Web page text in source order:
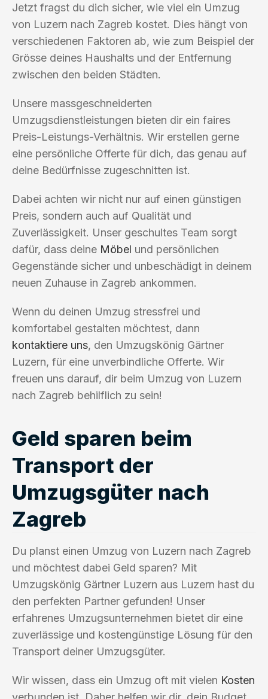
Jetzt fragst du dich sicher, wie viel ein Umzug
von Luzern nach Zagreb kostet. Dies hängt von
verschiedenen Faktoren ab, wie zum Beispiel der
Grösse deines Haushalts und der Entfernung
zwischen den beiden Städten.
Unsere massgeschneiderten
Umzugsdienstleistungen bieten dir ein faires
Preis-Leistungs-Verhältnis. Wir erstellen gerne
eine persönliche Offerte für dich, das genau auf
deine Bedürfnisse zugeschnitten ist.
Dabei achten wir nicht nur auf einen günstigen
Preis, sondern auch auf Qualität und
Zuverlässigkeit. Unser geschultes Team sorgt
dafür, dass deine Möbel und persönlichen
Gegenstände sicher und unbeschädigt in deinem
neuen Zuhause in Zagreb ankommen.
Wenn du deinen Umzug stressfrei und
komfortabel gestalten möchtest, dann
kontaktiere uns, den Umzugskönig Gärtner
Luzern, für eine unverbindliche Offerte. Wir
freuen uns darauf, dir beim Umzug von Luzern
nach Zagreb behilflich zu sein!
Geld sparen beim
Transport der
Umzugsgüter nach
Zagreb
Du planst einen Umzug von Luzern nach Zagreb
und möchtest dabei Geld sparen? Mit
Umzugskönig Gärtner Luzern aus Luzern hast du
den perfekten Partner gefunden! Unser
erfahrenes Umzugsunternehmen bietet dir eine
zuverlässige und kostengünstige Lösung für den
Transport deiner Umzugsgüter.
Wir wissen, dass ein Umzug oft mit vielen Kosten